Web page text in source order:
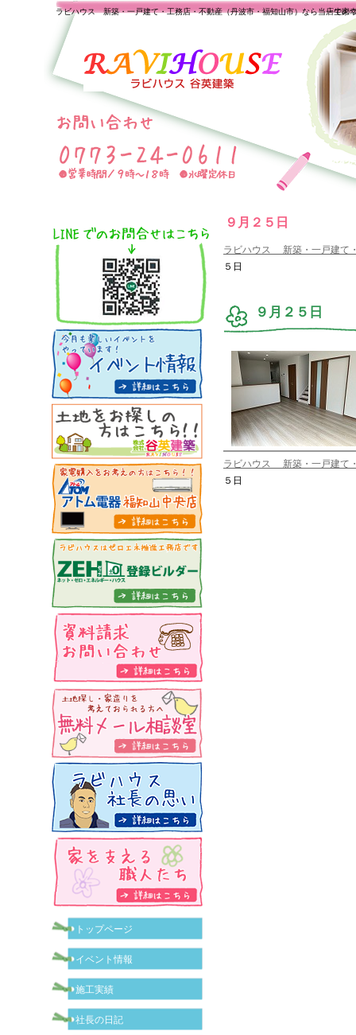
９月２５日
一生の
ラビハウス 新築・一戸建て・工務店・不動産（丹波市・福知山市）なら当店で家
ラビハウス 新築・一戸建て
５日
９月２５日
ラビハウス 新築・一戸建て
５日
トップページ
イベント情報
施工実績
社長の日記